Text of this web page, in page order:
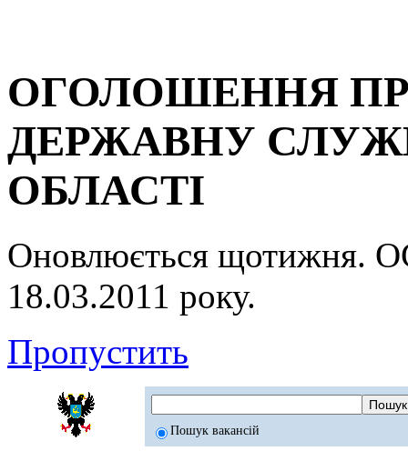
ОГОЛОШЕННЯ
ДЕРЖАВНУ
ОБЛАСТІ
Оновлюється
18.03.2011 року.
Пропустить
Пошук вакансій